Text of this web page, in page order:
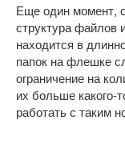
Еще один момент,
структура файлов
находится в
папок на флешке
ограничение на
их больше какого-
работать с таким